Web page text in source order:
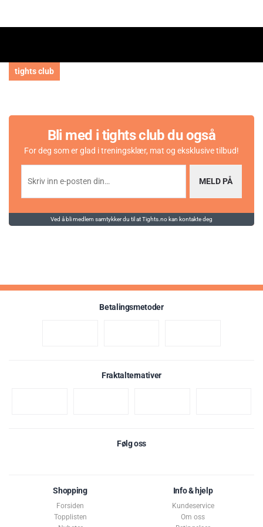
tights club
Bli med i tights club du også
For deg som er glad i treningsklær, mat og eksklusive tilbud!
MELD PÅ
Ved å bli medlem samtykker du til at Tights.no kan kontakte deg
Betalingsmetoder
Fraktalternativer
Følg oss
Shopping
Forsiden
Topplisten
Info & hjelp
Kundeservice
Om oss